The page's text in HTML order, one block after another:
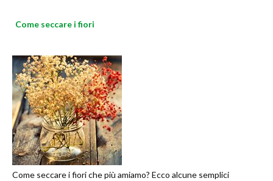
Come seccare i fiori
Come seccare i fiori che più amiamo? Ecco alcune semplici